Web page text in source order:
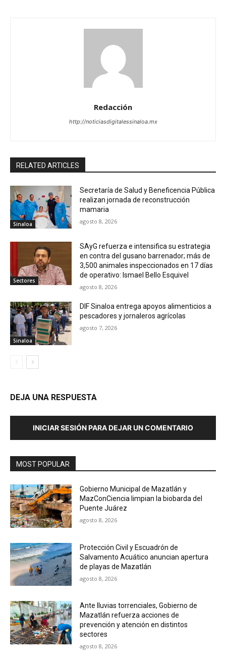
Redacción
http://noticiasdigitalessinaloa.mx
RELATED ARTICLES
Sinaloa
Secretaría de Salud y Beneficencia Pública
realizan jornada de reconstrucción
mamaria
agosto 8, 2026
Sectores
SAyG refuerza e intensifica su estrategia
en contra del gusano barrenador; más de
3,500 animales inspeccionados en 17 días
de operativo: Ismael Bello Esquivel
agosto 8, 2026
Sinaloa
DIF Sinaloa entrega apoyos alimenticios a
pescadores y jornaleros agrícolas
agosto 7, 2026
DEJA UNA RESPUESTA
INICIAR SESIÓN PARA DEJAR UN COMENTARIO
MOST POPULAR
Gobierno Municipal de Mazatlán y
MazConCiencia limpian la biobarda del
Puente Juárez
agosto 8, 2026
Protección Civil y Escuadrón de
Salvamento Acuático anuncian apertura
de playas de Mazatlán
agosto 8, 2026
Ante lluvias torrenciales, Gobierno de
Mazatlán refuerza acciones de
prevención y atención en distintos
sectores
agosto 8, 2026